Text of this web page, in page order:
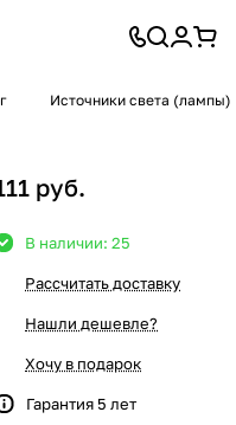
Источники света (лампы)
руб.
В наличии: 25
Рассчитать доставку
Нашли дешевле?
Хочу в подарок
Гарантия 5 лет